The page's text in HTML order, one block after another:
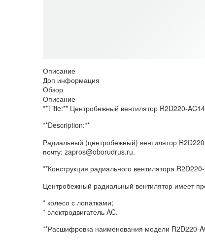
Описание
Доп информация
Обзор
Описание
**Title:** Центробежный вентилятор R2D220-
**Description:**
Радиальный (центробежный) вентилятор
почту: zapros@oborudrus.ru.
**Конструкция радиального вентилятора
Центробежный радиальный вентилятор имеет
* колесо с лопатками;
* электродвигатель AC.
**Расшифровка наименования модели R2D220-